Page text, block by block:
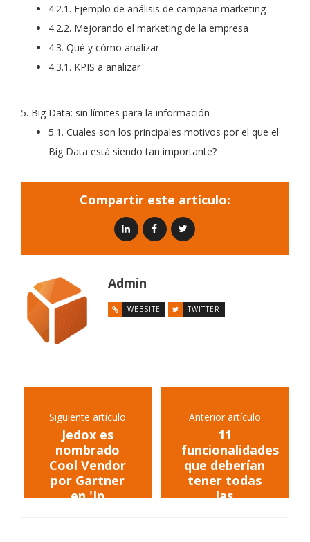
4.2.1. Ejemplo de análisis de campaña marketing
4.2.2. Mejorando el marketing de la empresa
4.3. Qué y cómo analizar
4.3.1. KPIS a analizar
5. Big Data: sin límites para la información
5.1. Cuales son los principales motivos por el que el
Big Data está siendo tan importante?
Compartir este artículo:
Admin
WEBSITE TWITTER
Siguiente artículo
Jedox es
nombrado
Cool Vendor
por Gartner
en 'In
Anterior artículo
11
funcionalidades
que deberían
tener todas
las